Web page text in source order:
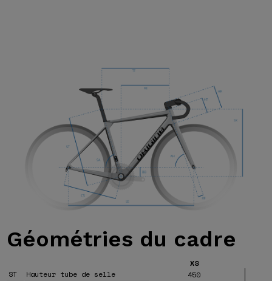
Géométries du cadre
XS
ST
Hauteur tube de selle
450